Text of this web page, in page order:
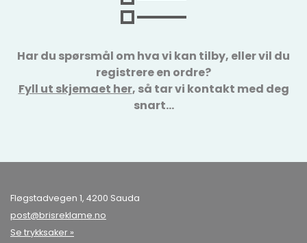
Har du spørsmål om hva vi kan tilby, eller vil du
registrere en ordre?
Fyll ut skjemaet her, så tar vi kontakt med deg
snart…
Fløgstadvegen 1, 4200 Sauda
post@brisreklame.no
Se trykksaker »